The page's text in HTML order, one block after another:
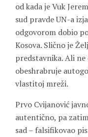
od kada je Vuk
sud pravde UN-a
odgovorom dobio
Kosova. Slično je
predstavnika. Ali
obeshrabruje
vlastitoj mreži.
Prvo Cvijanović
autentično, pa
sad – falsifikovao